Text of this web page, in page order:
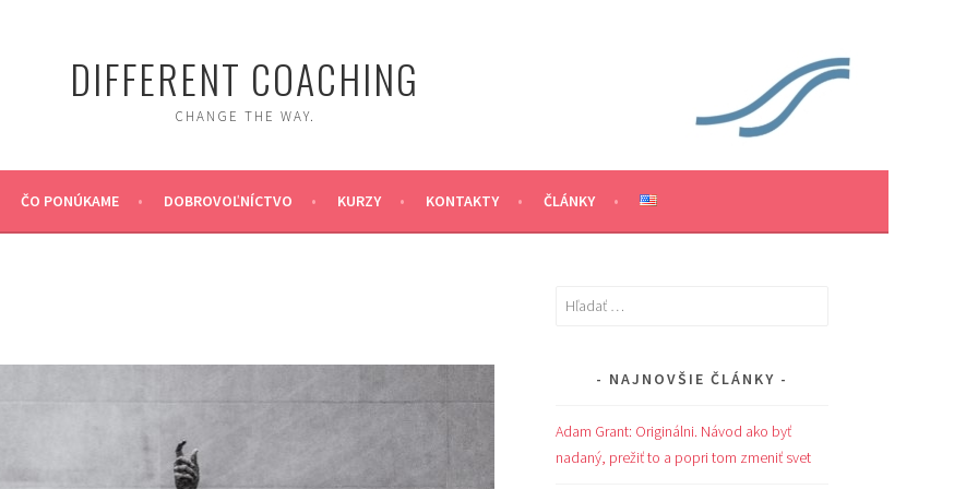
DIFFERENT COACHING
CHANGE THE WAY.
ČO PONÚKAME DOBROVOĽNÍCTVO KURZY KONTAKTY ČLÁNKY
Hľadať:
NAJNOVŠIE ČLÁNKY
Adam Grant: Originálni. Návod ako byť
nadaný, prežiť to a popri tom zmeniť svet